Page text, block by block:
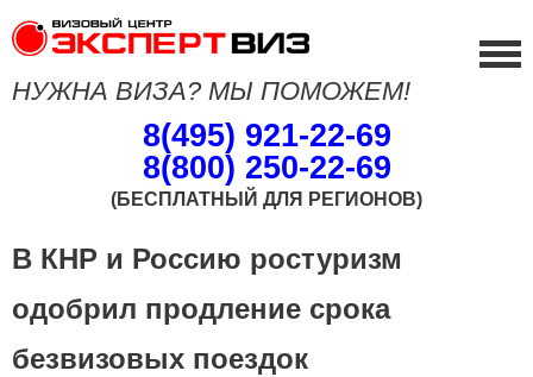
НУЖНА ВИЗА? МЫ ПОМОЖЕМ!
8(495) 921-22-69
8(800) 250-22-69
(БЕСПЛАТНЫЙ ДЛЯ РЕГИОНОВ)
В КНР и Россию ростуризм
одобрил продление срока
безвизовых поездок